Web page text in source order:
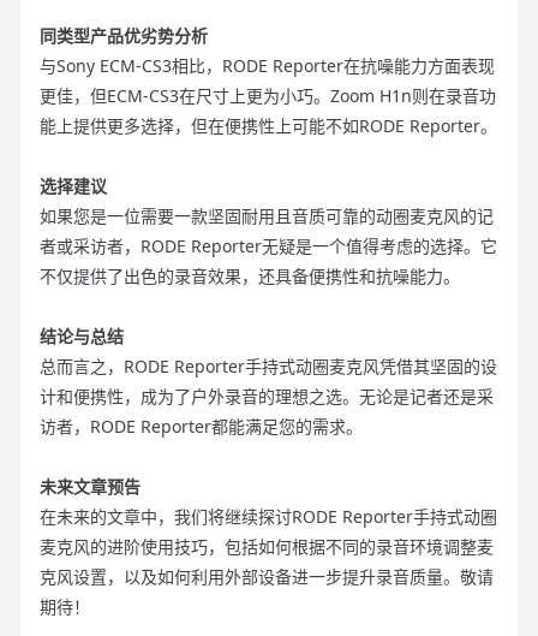
同类型产品优劣势分析
与Sony ECM-CS3相比，RODE Reporter在抗噪能力方面表现
更佳，但ECM-CS3在尺寸上更为小巧。Zoom H1n则在录音功
能上提供更多选择，但在便携性上可能不如RODE Reporter。
选择建议
如果您是一位需要一款坚固耐用且音质可靠的动圈麦克风的记
者或采访者，RODE Reporter无疑是一个值得考虑的选择。它
不仅提供了出色的录音效果，还具备便携性和抗噪能力。
结论与总结
总而言之，RODE Reporter手持式动圈麦克风凭借其坚固的设
计和便携性，成为了户外录音的理想之选。无论是记者还是采
访者，RODE Reporter都能满足您的需求。
未来文章预告
在未来的文章中，我们将继续探讨RODE Reporter手持式动圈
麦克风的进阶使用技巧，包括如何根据不同的录音环境调整麦
克风设置，以及如何利用外部设备进一步提升录音质量。敬请
期待！